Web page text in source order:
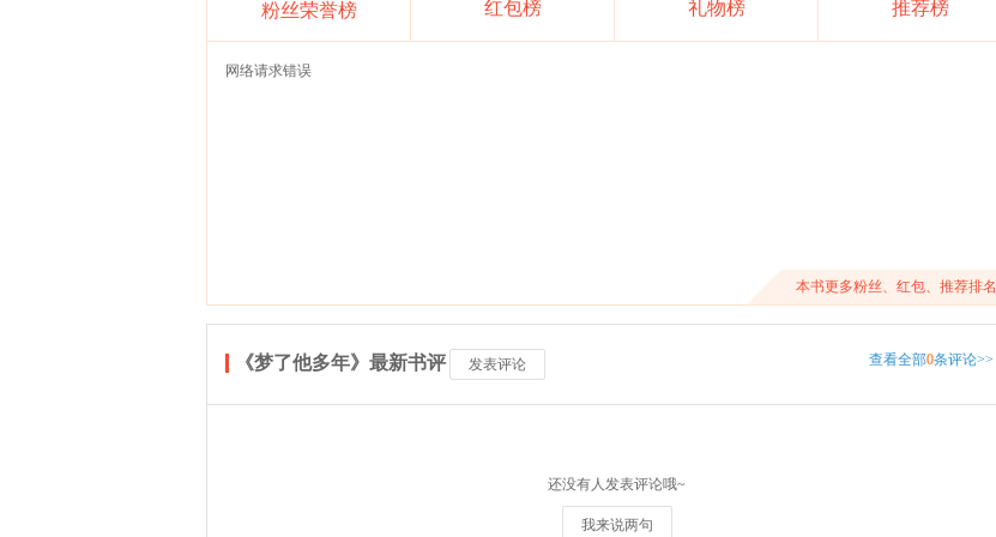
粉丝荣誉榜 红包榜 礼物榜 推荐榜
网络请求错误
本书更多粉丝、红包、推荐排名
查看全部0条评论>>
《梦了他多年》最新书评 发表评论
还没有人发表评论哦~
我来说两句